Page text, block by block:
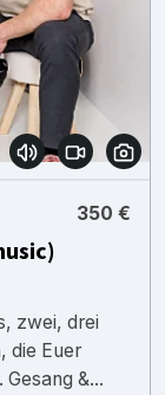
350 €
zwei, drei
die Euer
&...